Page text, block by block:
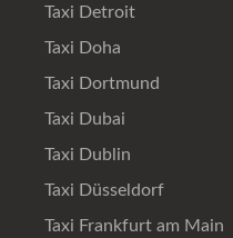
Taxi Detroit
Taxi Doha
Taxi Dortmund
Taxi Dubai
Taxi Dublin
Taxi Düsseldorf
Taxi Frankfurt am Main